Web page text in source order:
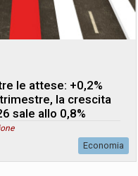
le attese: +0,2%
la crescita
sale allo 0,8%
Economia